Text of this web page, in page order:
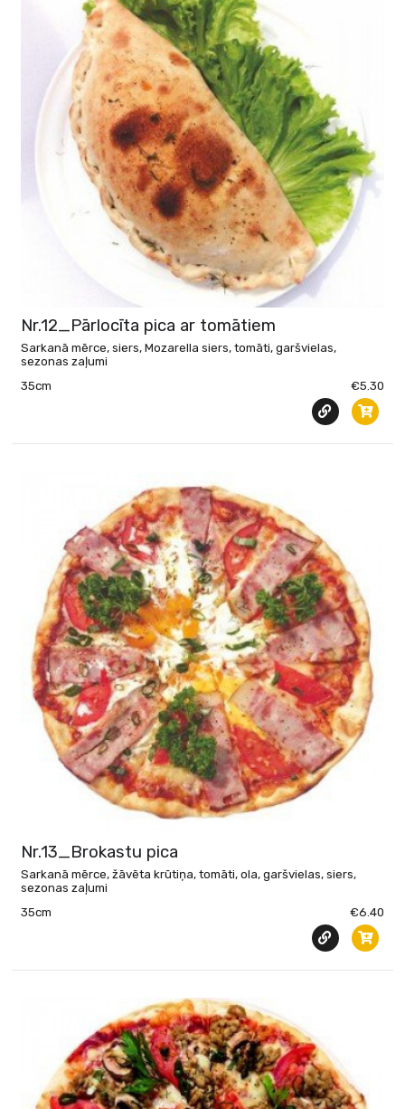
Nr.12_Pārlocīta pica ar tomātiem
Sarkanā mērce, siers, Mozarella siers, tomāti, garšvielas,
sezonas zaļumi
35cm
€5.30
Nr.13_Brokastu pica
Sarkanā mērce, žāvēta krūtiņa, tomāti, ola, garšvielas, siers,
sezonas zaļumi
35cm
€6.40